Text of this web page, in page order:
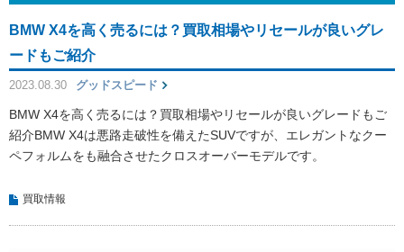
BMW X4を高く売るには？買取相場やリセールが良いグレ
ードもご紹介
2023.08.30 グッドスピード
BMW X4を高く売るには？買取相場やリセールが良いグレードもご
紹介BMW X4は悪路走破性を備えたSUVですが、エレガントなクー
ペフォルムをも融合させたクロスオーバーモデルです。
買取情報